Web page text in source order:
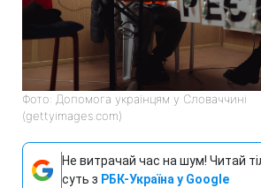
Фото: Допомога українцям у Словаччині
(gettyimages.com)
Не витрачай час на шум! Читай
суть з РБК-Україна у Google